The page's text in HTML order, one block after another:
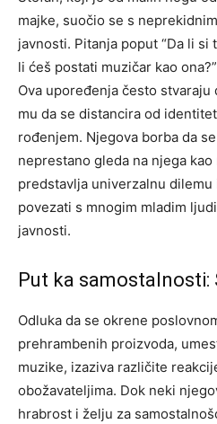
majke, suočio se s
javnosti. Pitanja poput “Da li si
li ćeš postati muzičar kao
Ova upoređenja često
mu da se distancira od
rođenjem. Njegova borba da
neprestano gleda na njega kao
predstavlja univerzalnu
povezati s mnogim mladim
javnosti.
Put ka
Odluka da se okrene
prehrambenih proizvoda,
muzike, izaziva različite
obožavateljima. Dok neki
hrabrost i želju za